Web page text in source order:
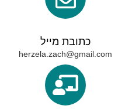
כתובת מייל
herzela.zach@gmail.com